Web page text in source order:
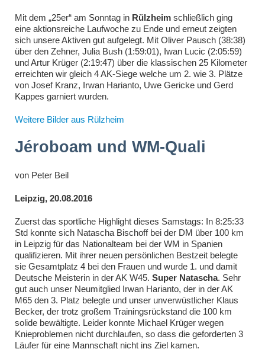
Mit dem „25er“ am Sonntag in Rülzheimschließlich ging
eine aktionsreiche Laufwoche zu Ende und erneut zeigten
sich unsere Aktiven gut aufgelegt. Mit Oliver Pausch (38:38)
über den Zehner, Julia Bush (1:59:01), Iwan Lucic (2:05:59)
und Artur Krüger (2:19:47) über die klassischen 25 Kilometer
erreichten wir gleich 4 AK-Siege welche um 2. wie 3. Plätze
von Josef Kranz, Irwan Harianto, Uwe Gericke und Gerd
Kappes garniert wurden.
Weitere Bilder aus Rülzheim
Jéroboam und WM-Quali
von Peter Beil
Leipzig, 20.08.2016
Zuerst das sportliche Highlight dieses Samstags: In 8:25:33
Std konnte sich Natascha Bischoff bei der DM über 100 km
in Leipzig für das Nationalteam bei der WM in Spanien
qualifizieren. Mit ihrer neuen persönlichen Bestzeit belegte
sie Gesamtplatz 4 bei den Frauen und wurde 1. und damit
Deutsche Meisterin in der AK W45. Super Natascha. Sehr
gut auch unser Neumitglied Irwan Harianto, der in der AK
M65 den 3. Platz belegte und unser unverwüstlicher Klaus
Becker, der trotz großem Trainingsrückstand die 100 km
solide bewältigte. Leider konnte Michael Krüger wegen
Knieproblemen nicht durchlaufen, so dass die geforderten 3
Läufer für eine Mannschaft nicht ins Ziel kamen.